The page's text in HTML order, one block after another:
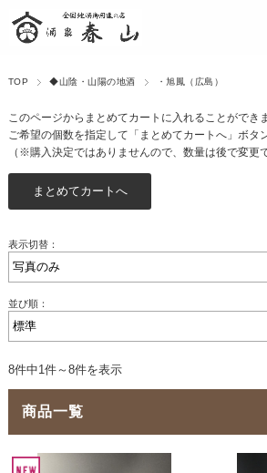
TOP ◆山陰・山陽の地酒 ・旭鳳（広島）
このページからまとめてカートに入れることができま
ご希望の個数を指定して「まとめてカートへ」ボタ
（※購入決定ではありませんので、数量は後で変更
表示切替：
並び順：
8件中1件～8件を表示
商品一覧